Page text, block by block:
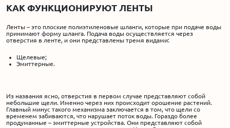
КАК ФУНКЦИОНИРУЮТ ЛЕНТЫ
Ленты – это плоские полиэтиленовые шланги, которые при подаче воды
принимают форму шланга. Подача воды осуществляется через
отверстия в ленте, и они представлены тремя видами:
Щелевые;
Эмиттерные.
Из названия ясно, отверстия в первом случае представляют собой
небольшие щели. Именно через них происходит орошение растений.
Главный минус такого механизма заключается в том, что щели со
временем забиваются, что нарушает поток воды. Гораздо более
продуманные – эмиттерные устройства. Они представляют собой